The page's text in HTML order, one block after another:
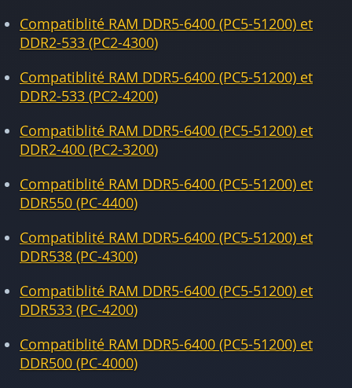
Compatiblité RAM DDR5-6400 (PC5-51200) et
DDR2-533 (PC2-4300)
Compatiblité RAM DDR5-6400 (PC5-51200) et
DDR2-533 (PC2-4200)
Compatiblité RAM DDR5-6400 (PC5-51200) et
DDR2-400 (PC2-3200)
Compatiblité RAM DDR5-6400 (PC5-51200) et
DDR550 (PC-4400)
Compatiblité RAM DDR5-6400 (PC5-51200) et
DDR538 (PC-4300)
Compatiblité RAM DDR5-6400 (PC5-51200) et
DDR533 (PC-4200)
Compatiblité RAM DDR5-6400 (PC5-51200) et
DDR500 (PC-4000)